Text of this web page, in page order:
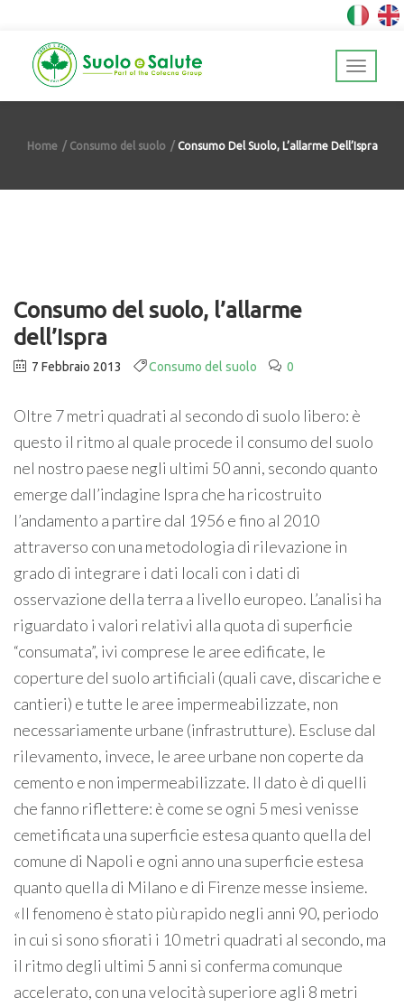
Home Consumo del suolo Consumo Del Suolo, L’allarme Dell’Ispra
Consumo del suolo, l’allarme
dell’Ispra
7 Febbraio 2013 Consumo del suolo 0
Oltre 7 metri quadrati al secondo di suolo libero: è
questo il ritmo al quale procede il consumo del suolo
nel nostro paese negli ultimi 50 anni, secondo quanto
emerge dall’indagine Ispra che ha ricostruito
l’andamento a partire dal 1956 e fino al 2010
attraverso con una metodologia di rilevazione in
grado di integrare i dati locali con i dati di
osservazione della terra a livello europeo. L’analisi ha
riguardato i valori relativi alla quota di superficie
“consumata”, ivi comprese le aree edificate, le
coperture del suolo artificiali (quali cave, discariche e
cantieri) e tutte le aree impermeabilizzate, non
necessariamente urbane (infrastrutture). Escluse dal
rilevamento, invece, le aree urbane non coperte da
cemento e non impermeabilizzate. Il dato è di quelli
che fanno riflettere: è come se ogni 5 mesi venisse
cemetificata una superficie estesa quanto quella del
comune di Napoli e ogni anno una superficie estesa
quanto quella di Milano e di Firenze messe insieme.
«Il fenomeno è stato più rapido negli anni 90, periodo
in cui si sono sfiorati i 10 metri quadrati al secondo, ma
il ritmo degli ultimi 5 anni si conferma comunque
accelerato, con una velocità superiore agli 8 metri